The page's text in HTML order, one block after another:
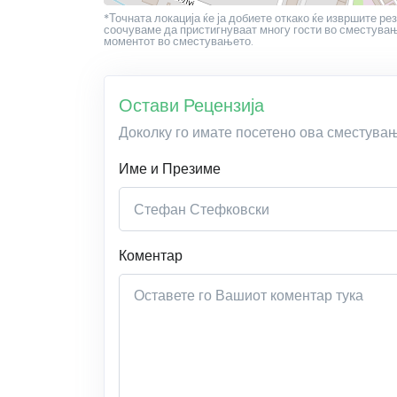
*Точната локација ќе ја добиете откако ќе извршите
соочуваме да пристигнуваат многу гости во
моментот во сместувањето.
Остави Рецензија
Доколку го имате посетено ова
Име и Презиме
Коментар